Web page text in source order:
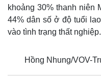
khoảng 30% thanh niên
44% dân số ở độ tuổi
vào tình trạng thất
Hồng Nhung/VOV-